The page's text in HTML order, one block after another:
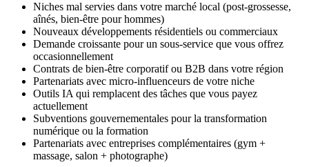
Niches mal servies dans votre marché local (post-grossesse,
aînés, bien-être pour hommes)
Nouveaux développements résidentiels ou commerciaux
Demande croissante pour un sous-service que vous offrez
occasionnellement
Contrats de bien-être corporatif ou B2B dans votre région
Partenariats avec micro-influenceurs de votre niche
Outils IA qui remplacent des tâches que vous payez
actuellement
Subventions gouvernementales pour la transformation
numérique ou la formation
Partenariats avec entreprises complémentaires (gym +
massage, salon + photographe)